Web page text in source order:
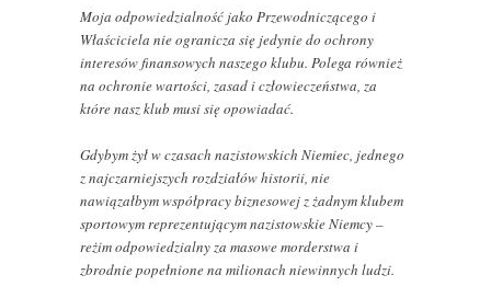
Moja odpowiedzialność jako Przewodniczącego i
Właściciela nie ogranicza się jedynie do ochrony
interesów finansowych naszego klubu. Polega również
na ochronie wartości, zasad i człowieczeństwa, za
które nasz klub musi się opowiadać.
Gdybym żył w czasach nazistowskich Niemiec, jednego
z najczarniejszych rozdziałów historii, nie
nawiązałbym współpracy biznesowej z żadnym klubem
sportowym reprezentującym nazistowskie Niemcy –
reżim odpowiedzialny za masowe morderstwa i
zbrodnie popełnione na milionach niewinnych ludzi.